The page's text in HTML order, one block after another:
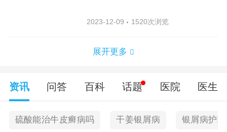
2023-12-09 1520次浏览
展开更多
资讯 问答 百科 话题 医院 医生
硫酸能治牛皮癣病吗 干姜银屑病 银屑病护